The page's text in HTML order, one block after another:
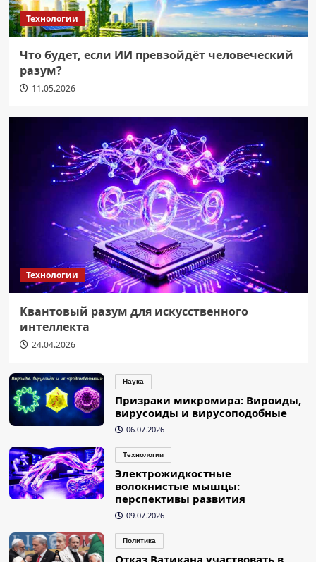
Технологии
Что будет, если ИИ превзойдёт человеческий
разум?
11.05.2026
Технологии
Квантовый разум для искусственного
интеллекта
24.04.2026
Наука
Призраки микромира: Вироиды,
вирусоиды и вирусоподобные
06.07.2026
Технологии
Электрожидкостные
волокнистые мышцы:
перспективы развития
09.07.2026
Политика
Отказ Ватикана участвовать в